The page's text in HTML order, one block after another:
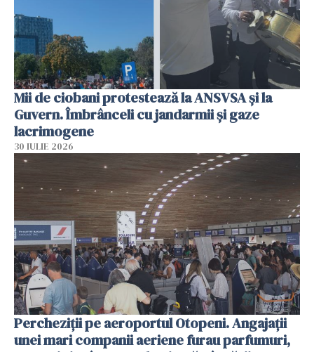
Mii de ciobani protestează la ANSVSA și la
Guvern. Îmbrânceli cu jandarmii și gaze
lacrimogene
30 IULIE 2026
Percheziții pe aeroportul Otopeni. Angajații
unei mari companii aeriene furau parfumuri,